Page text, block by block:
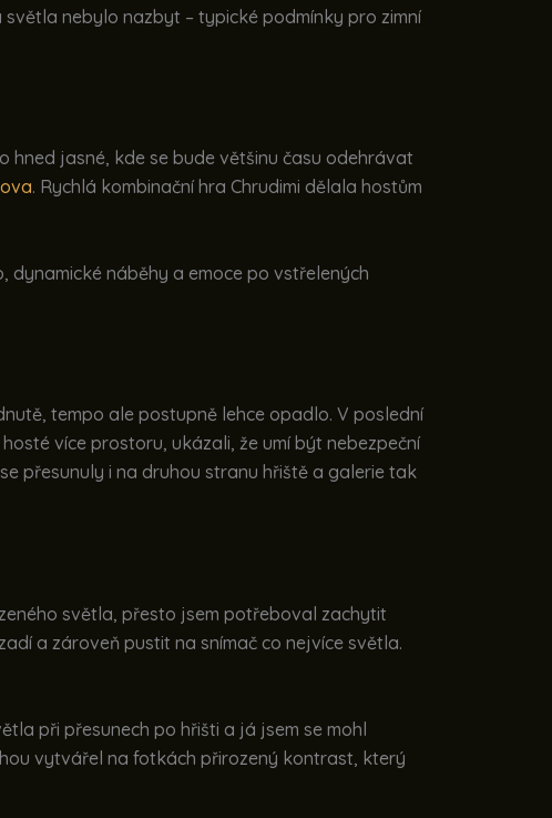
nebylo nazbyt – typické podmínky pro zimní
hned jasné, kde se bude většinu času odehrávat
. Rychlá kombinační hra Chrudimi dělala hostům
dynamické náběhy a emoce po vstřelených
tempo ale postupně lehce opadlo. V poslední
více prostoru, ukázali, že umí být nebezpeční
přesunuly i na druhou stranu hřiště a galerie tak
světla, přesto jsem potřeboval zachytit
a zároveň pustit na snímač co nejvíce světla.
při přesunech po hřišti a já jsem se mohl
vytvářel na fotkách přirozený kontrast, který